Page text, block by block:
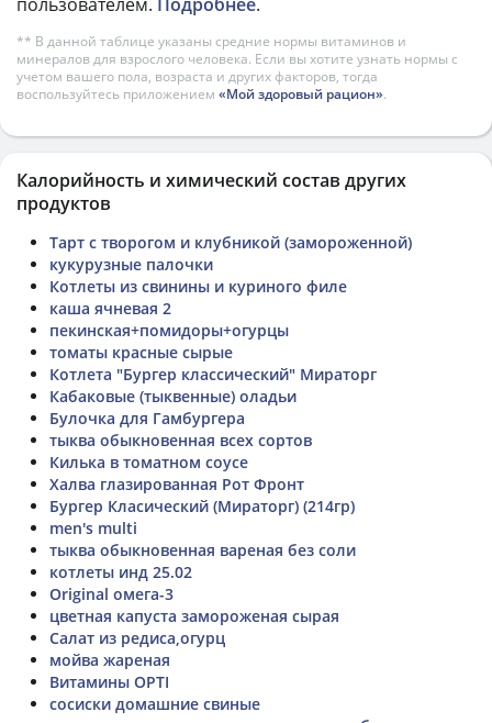
** В данной таблице указаны средние нормы витаминов и
минералов для взрослого человека. Если вы хотите узнать нормы с
учетом вашего пола, возраста и других факторов, тогда
воспользуйтесь приложением «Мой здоровый рацион».
Калорийность и химический состав других
продуктов
Тарт с творогом и клубникой (замороженной)
кукурузные палочки
Котлеты из свинины и куриного филе
каша ячневая 2
пекинская+помидоры+огурцы
томаты красные сырые
Котлета "Бургер классический" Мираторг
Кабаковые (тыквенные) оладьи
Булочка для Гамбургера
тыква обыкновенная всех сортов
Килька в томатном соусе
Халва глазированная Рот Фронт
Бургер Класический (Мираторг) (214гр)
men's multi
тыква обыкновенная вареная без соли
котлеты инд 25.02
Original омега-3
цветная капуста замороженая сырая
Салат из редиса,огурц
мойва жареная
Витамины OPTI
сосиски домашние свиные